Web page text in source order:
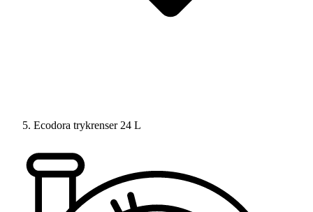
Ecodora trykrenser 24 L